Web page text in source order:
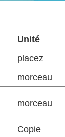
Unité
placez
morceau
morceau
Copie